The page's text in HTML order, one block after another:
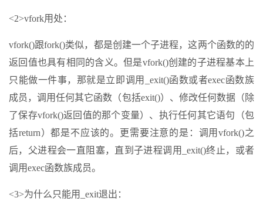
<2>vfork用处：
vfork()跟fork()类似，都是创建一个子进程，这两个函数的的
返回值也具有相同的含义。但是vfork()创建的子进程基本上
只能做一件事，那就是立即调用_exit()函数或者exec函数族
成员，调用任何其它函数（包括exit()）、修改任何数据（除
了保存vfork()返回值的那个变量）、执行任何其它语句（包
括return）都是不应该的。更需要注意的是：调用vfork()之
后，父进程会一直阻塞，直到子进程调用_exit()终止，或者
调用exec函数族成员。
<3>为什么只能用_exit退出：